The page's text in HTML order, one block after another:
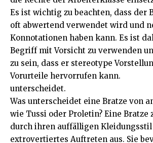
Es ist wichtig zu beachten, dass der
oft abwertend verwendet wird und
Konnotationen haben kann. Es ist
Begriff mit Vorsicht zu verwenden
zu sein, dass er stereotype
Vorurteile hervorrufen kann.
unterscheidet.
Was unterscheidet eine Bratze von
wie Tussi oder Proletin? Eine Bratze
durch ihren auffälligen
extrovertiertes Auftreten aus. Sie